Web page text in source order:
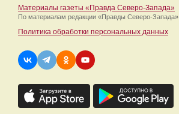
Материалы газеты «Правда Северо-Запада»
По материалам редакции «Правды Северо-Запада».
Политика обработки персональных данных